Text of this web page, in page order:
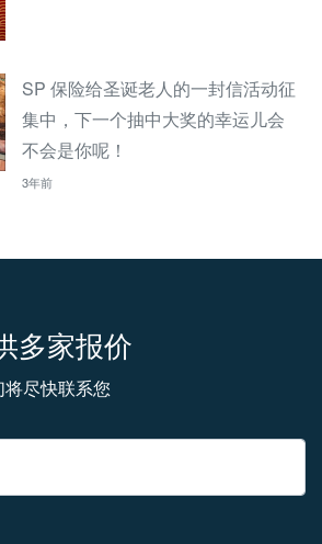
SP 保险给圣诞老人的一封信活动征
集中，下一个抽中大奖的幸运儿会
不会是你呢！
3年前
多家报价
尽快联系您